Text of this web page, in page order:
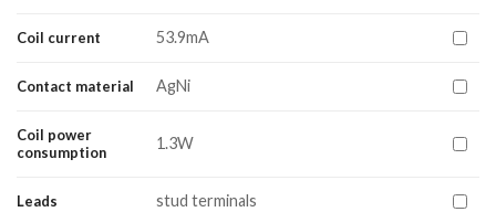
Coil current 53.9mA
Contact material AgNi
Coil power
consumption
1.3W
Leads stud terminals